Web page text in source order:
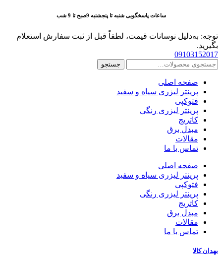
محتوا
ساعات پاسخگویی شنبه تا پنجشنبه 9صبح تا 9 شب
توجه: به‌دلیل نوسانات قیمت، لطفاً قبل از ثبت سفارش استعلام
بگیرید.
09103152017
جستجو
جستجو
صفحه اصلی
پرینتر لیزری سیاه و سفید
فتوکپی
پرینتر لیزری رنگی
کاتریج
مبدل برق
مقالات
تماس با ما
صفحه اصلی
پرینتر لیزری سیاه و سفید
فتوکپی
پرینتر لیزری رنگی
کاتریج
مبدل برق
مقالات
تماس با ما
بهدان کالا